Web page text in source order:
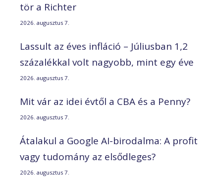
tör a Richter
2026. augusztus 7.
Lassult az éves infláció – Júliusban 1,2
százalékkal volt nagyobb, mint egy éve
2026. augusztus 7.
Mit vár az idei évtől a CBA és a Penny?
2026. augusztus 7.
Átalakul a Google AI-birodalma: A profit
vagy tudomány az elsődleges?
2026. augusztus 7.